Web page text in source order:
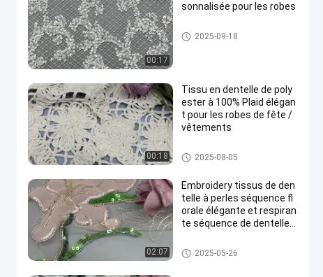
00:17
sonnalisée pour les robes
Tissu brodé de paillette
2025-09-18
00:18
Tissu en dentelle de poly
ester à 100% Plaid élégan
t pour les robes de fête /
vêtements
Tissu brodé de dentelle
2025-08-05
02:07
Embroidery tissus de den
telle à perles séquence fl
orale élégante et respiran
te séquence de dentelle d
Tissu perlé de broderie
2025-05-26